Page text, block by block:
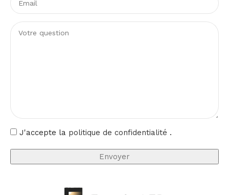
La couleur de lumière sélectionnable, de 3000K à
Vous pouvez ainsi privilégier une lumière chaude,
espace extérieur nécessitant un rendu lumineux précis
et cohérent.
Un choix fiable et durable
s’inscrit dans une démarche de qualité rassurante pour
J'accepte la politique de confidentialité .